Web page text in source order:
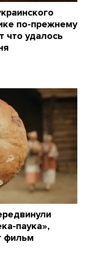
по-прежнему
что удалось
паука»,
фильм